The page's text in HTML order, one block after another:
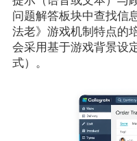
问题解答板块中查找信
法老》游戏机制特点的
会采用基于游戏背景设
式）。